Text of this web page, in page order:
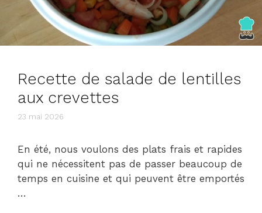
Recette de salade de lentilles
aux crevettes
23 mai 2026
En été, nous voulons des plats frais et rapides
qui ne nécessitent pas de passer beaucoup de
temps en cuisine et qui peuvent être emportés
…